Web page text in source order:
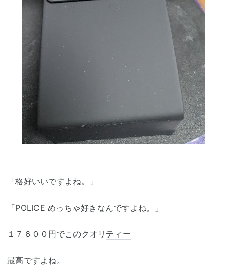
「格好いいですよね。」
「POLICE めっちゃ好きなんですよね。」
１７６００円でこのクオリ ティー
最高ですよね。